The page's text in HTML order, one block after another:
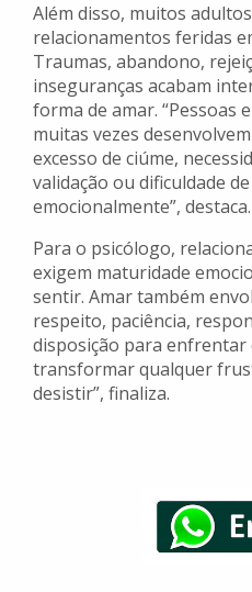
Além disso, muitos
relacionamentos feridas
Traumas, abandono,
inseguranças acabam
forma de amar. “Pessoas
muitas vezes
excesso de ciúme,
validação ou dificuldade
emocionalmente”, destaca.
Para o psicólogo,
exigem maturidade
sentir. Amar também
respeito, paciência,
disposição para enfrentar
transformar qualquer
desistir”, finaliza.